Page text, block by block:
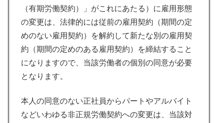
（有期労働契約）」がこれにあたる）に雇用形態
の変更は、法律的には従前の雇用契約（期間の定
めのない雇用契約）を解約して新たな別の雇用契
約（期間の定めのある雇用契約）を締結すること
になりますので、当該労働者の個別の同意が必要
となります。
本人の同意のない正社員からパートやアルバイト
などいわゆる非正規労働契約への変更は、当該対